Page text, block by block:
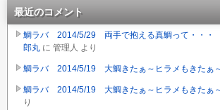
最近のコメント
鯛ラバ 2014/5/29 両手で抱える真鯛って・・・
郎丸 に 管理人 より
鯛ラバ 2014/5/19 大鯛きたぁ～ヒラメもきたぁ
鯛ラバ 2014/5/19 大鯛きたぁ～ヒラメもきたぁ
り